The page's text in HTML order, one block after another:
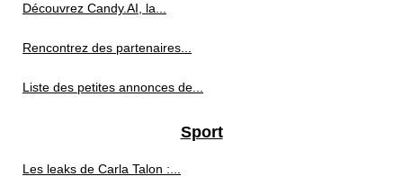
Découvrez Candy.AI, la...
Rencontrez des partenaires...
Liste des petites annonces de...
Sport
Les leaks de Carla Talon :...